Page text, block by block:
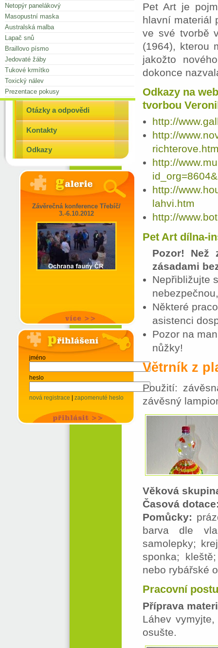
Netopýr panelákový
Masopustní maska
Australská malba
Lapač snů
Braillovo písmo
Jedovaté žáby
Tukové krmítko
Toxický nálev
Prezentace pokusy
Otázky a odpovědi
Kontakty
Odkazy
Závěrečná konference Třebíč/
3.-6.10.2012
jméno
heslo
nová registrace zapomenuté heslo
Pet Art je
hlavní materiál
ve své tvorbě
(1964), kterou
jakožto
dokonce
Odkazy na
tvorbou
http://
http://
http://
http://
lahvi.htm
http://
Pet Art dílna-
Pozor! Než
zásadami
Nepřibližujte
Některé
asistenci
Pozor na
nůžky!
Větrník z
Použití:
závěsný
Věková
Časová
Pomůcky:
barva dle
samolepky;
sponka;
nebo rybářské
Pracovní
Příprava
Láhev
osušte.